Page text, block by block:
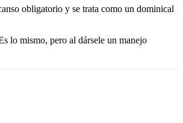
obligatorio y se trata como un dominical
lo mismo, pero al dársele un manejo